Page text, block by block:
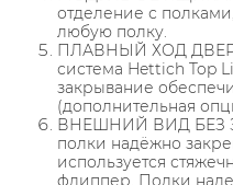
отделение с
любую полку.
ПЛАВНЫЙ ХОД
система Hettich Top
закрывание
(дополнительная
ВНЕШНИЙ ВИД БЕЗ
полки надёжно
используется
флиппер. Полки